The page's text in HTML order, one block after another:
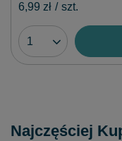
6,99 zł / szt.
Najczęściej